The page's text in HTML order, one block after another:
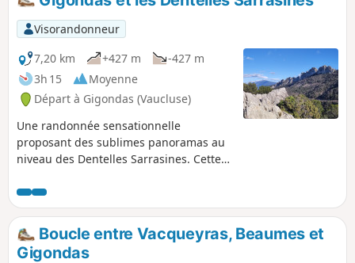
de chasses aux sangliers, régulières à l'automne et en
hiver.Visorandonneur
7,20 km
+427 m
-427 m
3h 15
Moyenne
Départ à Gigondas (Vaucluse)
Une randonnée sensationnelle
proposant des sublimes panoramas au
niveau des Dentelles Sarrasines. Cette
elle permet de contourner les Dentelles
Sarrasines par leur face Sud. Attention :
à ne pas entreprendre les lendemains
de pluie, ni par temps de vent violent.
Boucle entre Vacqueyras, Beaumes et
Gigondas